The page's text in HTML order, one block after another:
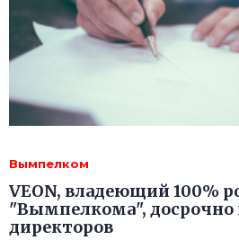
Вымпелком
VEON, владеющий 100%
"Вымпелкома", досрочно
директоров